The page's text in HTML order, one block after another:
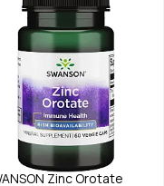
Zinc Orotate